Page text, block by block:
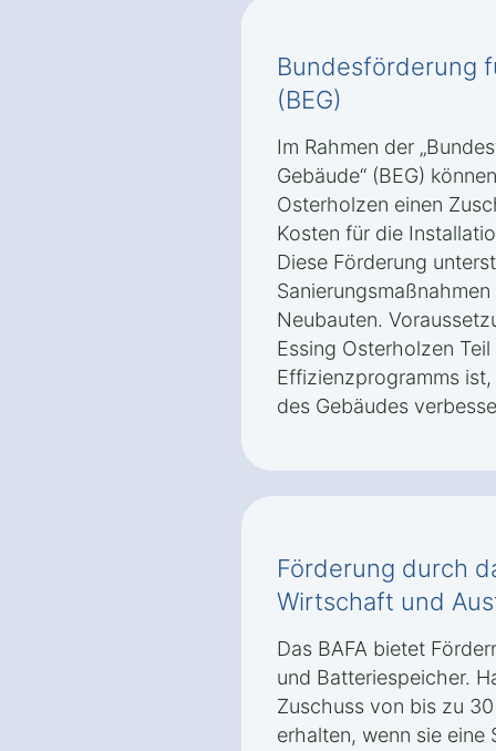
Bundesförderung
(BEG)
Im Rahmen der
Gebäude“ (BEG)
Osterholzen einen
Kosten für die
Diese Förderung
Neubauten.
Essing Osterholzen
Effizienzprogramms
des Gebäudes
Förderung durch
Wirtschaft und
Das BAFA bietet
und Batteriespeicher.
Zuschuss von bis zu
erhalten, wenn sie eine